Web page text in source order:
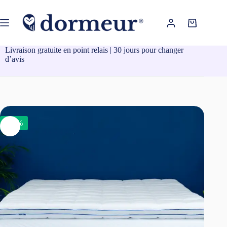
contenu
Panier
Livraison gratuite en point relais | 30 jours pour changer
d’avis
-25%